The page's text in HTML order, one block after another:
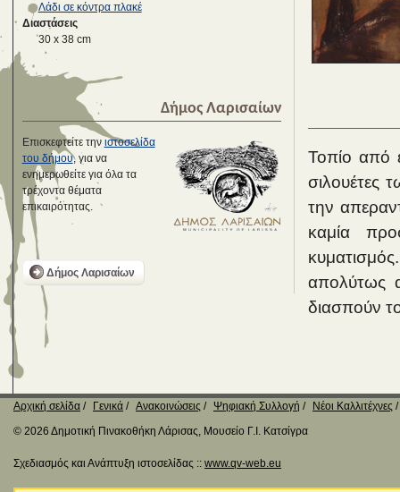
Λάδι σε κόντρα πλακέ
Διαστάσεις
30 x 38 cm
Δήμος Λαρισαίων
Επισκεφτείτε την ιστοσελίδα
του δήμου, για να
ενημερωθείτε για όλα τα
τρέχοντα θέματα
επικαιρότητας.
Δήμος Λαρισαίων
Τοπίο από
σιλουέτες
την
καμία
απολύτως
διασπούν
Αρχική σελίδα Γενικά Ανακοινώσεις Ψηφιακή Συλλογή
Νέοι Καλλιτέχνες
© 2026 Δημοτική Πινακοθήκη Λάρισας, Μουσείο Γ.Ι. Κατσίγρα
Σχεδιασμός και Ανάπτυξη ιστοσελίδας :: www.qv-web.eu